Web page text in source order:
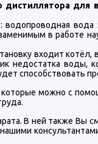
дистиллятора для
водопроводная вода
в работе
входит
недостатка воды,
способствовать
которые можно с
В ней также Вы